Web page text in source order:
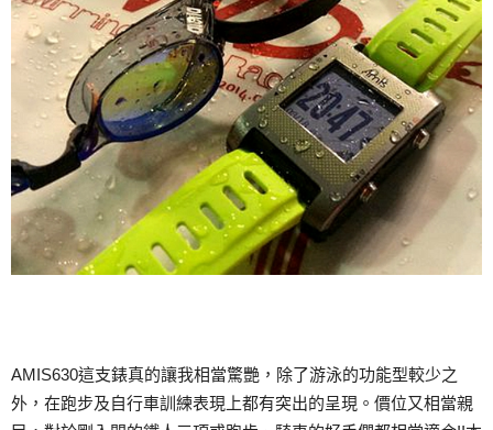
AMIS630這支錶真的讓我相當驚艷，除了游泳的功能型較少之
外，在跑步及自行車訓練表現上都有突出的呈現。價位又相當親